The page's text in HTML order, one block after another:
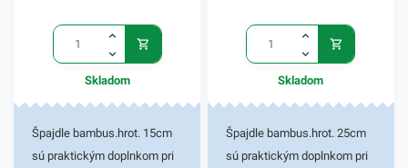
podobné produkty, ktoré vás
zaručene oslovia.
Skladom
Špajdle bambus.hrot. 15cm
sú praktickým doplnkom pri
Skladom
Špajdle bambus.hrot. 25cm
sú praktickým doplnkom pri